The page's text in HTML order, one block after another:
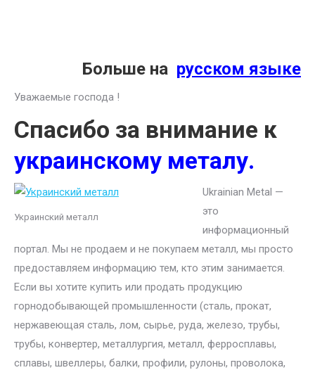
Больше на русском языке
Уважаемые господа !
Спасибо за внимание к
украинскому металу.
Украинский металл
Ukrainian Metal —
это
информационный
портал. Мы не продаем и не покупаем металл, мы просто
предоставляем информацию тем, кто этим занимается.
Если вы хотите купить или продать продукцию
горнодобывающей промышленности (сталь, прокат,
нержавеющая сталь, лом, сырье, руда, железо, трубы,
трубы, конвертер, металлургия, металл, ферросплавы,
сплавы, швеллеры, балки, профили, рулоны, проволока,